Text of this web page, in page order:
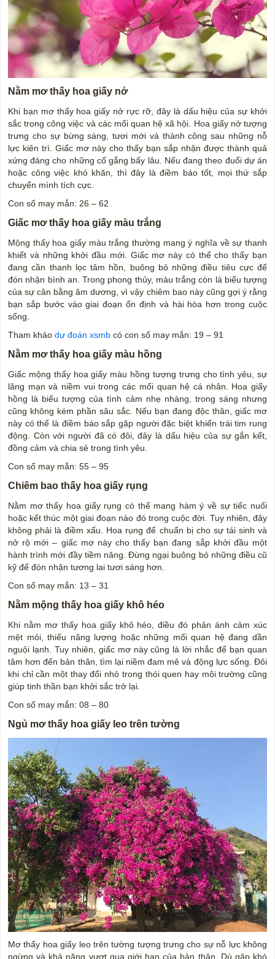
Nằm mơ thấy hoa giấy nở
Khi bạn mơ thấy hoa giấy nở rực rỡ, đây là dấu hiệu của sự khởi
sắc trong công việc và các mối quan hệ xã hội. Hoa giấy nở tượng
trưng cho sự bừng sáng, tươi mới và thành công sau những nỗ
lực kiên trì. Giấc mơ này cho thấy bạn sắp nhận được thành quả
xứng đáng cho những cố gắng bấy lâu. Nếu đang theo đuổi dự án
hoặc công việc khó khăn, thì đây là điềm báo tốt, mọi thứ sắp
chuyển mình tích cực.
Con số may mắn: 26 – 62
Giấc mơ thấy hoa giấy màu trắng
Mộng thấy hoa giấy màu trắng thường mang ý nghĩa về sự thanh
khiết và những khởi đầu mới. Giấc mơ này có thể cho thấy bạn
đang cần thanh lọc tâm hồn, buông bỏ những điều tiêu cực để
đón nhận bình an. Trong phong thủy, màu trắng còn là biểu tượng
của sự cân bằng âm dương, vì vậy chiêm bao này cũng gợi ý rằng
bạn sắp bước vào giai đoạn ổn định và hài hòa hơn trong cuộc
sống.
Tham khảo dự đoán xsmb có con số may mắn: 19 – 91
Nằm mơ thấy hoa giấy màu hồng
Giấc mộng thấy hoa giấy màu hồng tượng trưng cho tình yêu, sự
lãng mạn và niềm vui trong các mối quan hệ cá nhân. Hoa giấy
hồng là biểu tượng của tình cảm nhẹ nhàng, trong sáng nhưng
cũng không kém phần sâu sắc. Nếu bạn đang độc thân, giấc mơ
này có thể là điềm báo sắp gặp người đặc biệt khiến trái tim rung
động. Còn với người đã có đôi, đây là dấu hiệu của sự gắn kết,
đồng cảm và chia sẻ trong tình yêu.
Con số may mắn: 55 – 95
Chiêm bao thấy hoa giấy rụng
Nằm mơ thấy hoa giấy rụng có thể mang hàm ý về sự tiếc nuối
hoặc kết thúc một giai đoạn nào đó trong cuộc đời. Tuy nhiên, đây
không phải là điềm xấu. Hoa rụng để chuẩn bị cho sự tái sinh và
nở rộ mới – giấc mơ này cho thấy bạn đang sắp khởi đầu một
hành trình mới đầy tiềm năng. Đừng ngại buông bỏ những điều cũ
kỹ để đón nhận tương lai tươi sáng hơn.
Con số may mắn: 13 – 31
Nằm mộng thấy hoa giấy khô héo
Khi nằm mơ thấy hoa giấy khô héo, điều đó phản ánh cảm xúc
mệt mỏi, thiếu năng lượng hoặc những mối quan hệ đang dần
nguội lạnh. Tuy nhiên, giấc mơ này cũng là lời nhắc để bạn quan
tâm hơn đến bản thân, tìm lại niềm đam mê và động lực sống. Đôi
khi chỉ cần một thay đổi nhỏ trong thói quen hay môi trường cũng
giúp tinh thần bạn khởi sắc trở lại.
Con số may mắn: 08 – 80
Ngủ mơ thấy hoa giấy leo trên tường
Mơ thấy hoa giấy leo trên tường tượng trưng cho sự nỗ lực không
ngừng và khả năng vượt qua giới hạn của bản thân. Dù gặp khó